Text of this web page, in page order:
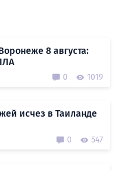
8 августа:
0 1019
исчез в Таиланде
0 547